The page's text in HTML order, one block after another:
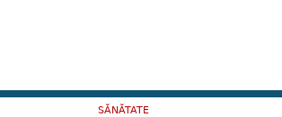
SĂNĂTATE